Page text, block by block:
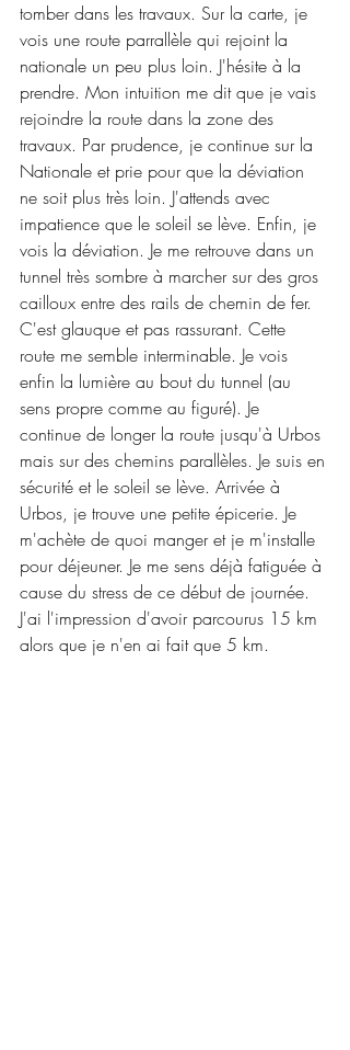
tomber dans les travaux. Sur la carte, je
vois une route parrallèle qui rejoint la
nationale un peu plus loin. J'hésite à la
prendre. Mon intuition me dit que je vais
rejoindre la route dans la zone des
travaux. Par prudence, je continue sur la
Nationale et prie pour que la déviation
ne soit plus très loin. J'attends avec
impatience que le soleil se lève. Enfin, je
vois la déviation. Je me retrouve dans un
tunnel très sombre à marcher sur des gros
cailloux entre des rails de chemin de fer.
C'est glauque et pas rassurant. Cette
route me semble interminable. Je vois
enfin la lumière au bout du tunnel (au
sens propre comme au figuré). Je
continue de longer la route jusqu'à Urbos
mais sur des chemins parallèles. Je suis en
sécurité et le soleil se lève. Arrivée à
Urbos, je trouve une petite épicerie. Je
m'achète de quoi manger et je m'installe
pour déjeuner. Je me sens déjà fatiguée à
cause du stress de ce début de journée.
J'ai l'impression d'avoir parcourus 15 km
alors que je n'en ai fait que 5 km.